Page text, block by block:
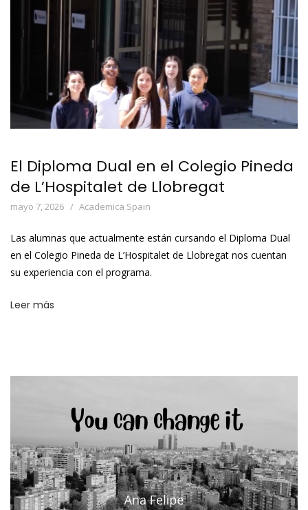
El Diploma Dual en el Colegio Pineda
de L’Hospitalet de Llobregat
mayo 7, 2026 Academica Spain
Las alumnas que actualmente están cursando el Diploma Dual
en el Colegio Pineda de L’Hospitalet de Llobregat nos cuentan
su experiencia con el programa.
Leer más